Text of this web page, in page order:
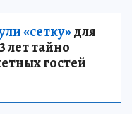
«сетку»для
лет тайно
гостей